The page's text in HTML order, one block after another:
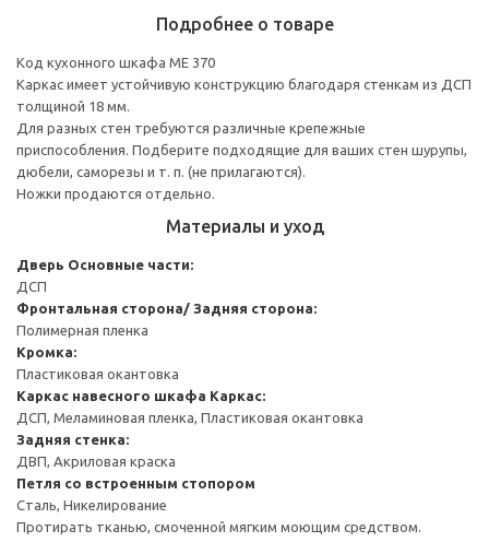
Подробнее о товаре
Код кухонного шкафа ME 370
Каркас имеет устойчивую конструкцию благодаря стенкам из ДСП
толщиной 18 мм.
Для разных стен требуются различные крепежные
приспособления. Подберите подходящие для ваших стен шурупы,
дюбели, саморезы и т. п. (не прилагаются).
Ножки продаются отдельно.
Материалы и уход
Дверь Основные части:
ДСП
Фронтальная сторона/ Задняя сторона:
Полимерная пленка
Кромка:
Пластиковая окантовка
Каркас навесного шкафа Каркас:
ДСП, Меламиновая пленка, Пластиковая окантовка
Задняя стенка:
ДВП, Акриловая краска
Петля со встроенным стопором
Сталь, Никелирование
Протирать тканью, смоченной мягким моющим средством.